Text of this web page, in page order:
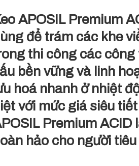
APOSIL Premium
để trám các khe
thi công các công
bền vững và linh
hoá nhanh ở nhiệt
với mức giá siêu
Premium ACID
hảo cho người